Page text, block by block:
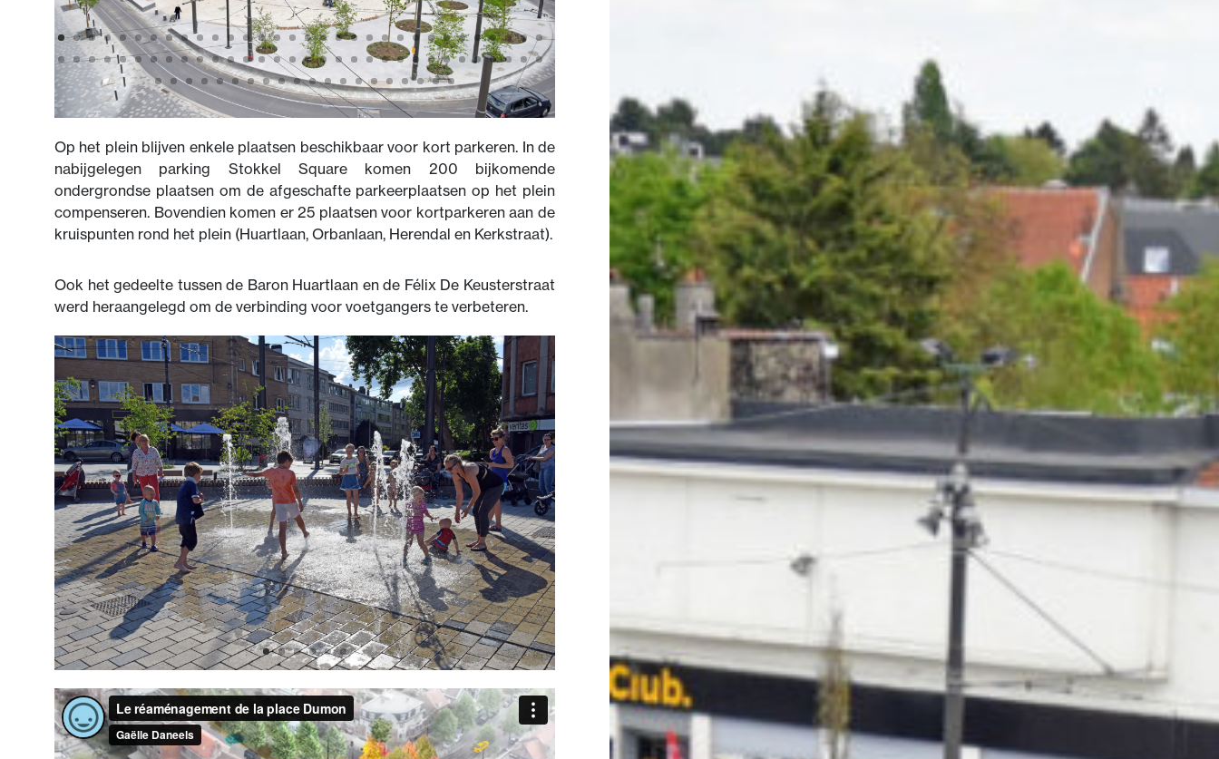
Op het plein blijven enkele plaatsen beschikbaar voor kort parkeren. In de
nabijgelegen parking Stokkel Square komen 200 bijkomende
ondergrondse plaatsen om de afgeschafte parkeerplaatsen op het plein
compenseren. Bovendien komen er 25 plaatsen voor kortparkeren aan de
kruispunten rond het plein (Huartlaan, Orbanlaan, Herendal en Kerkstraat).
Ook het gedeelte tussen de Baron Huartlaan en de Félix De Keusterstraat
werd heraangelegd om de verbinding voor voetgangers te verbeteren.